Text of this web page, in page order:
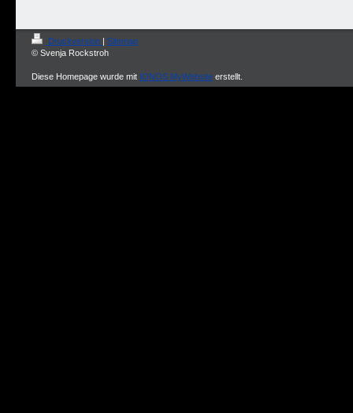
Druckversion | Sitemap
© Svenja Rockstroh
Diese Homepage wurde mit IONOS MyWebsite erstellt.